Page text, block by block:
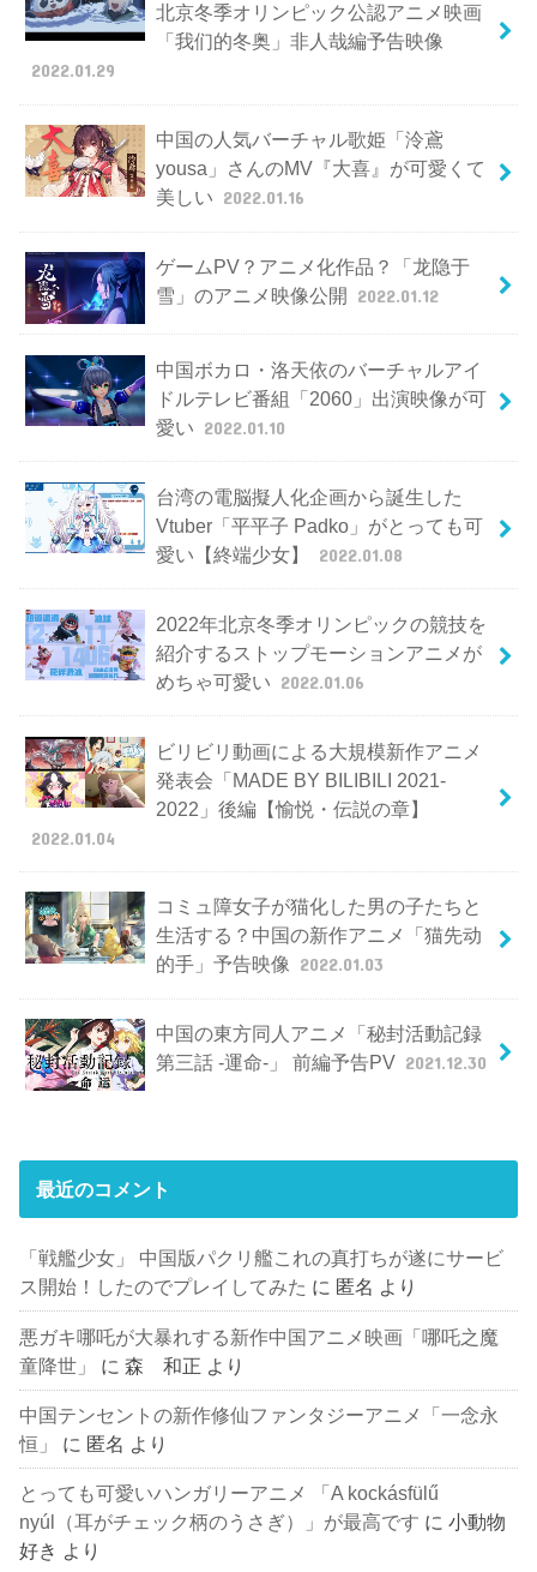
北京冬季オリンピック公認アニメ映画
「我们的冬奥」非人哉編予告映像
2022.01.29
中国の人気バーチャル歌姫「泠鳶
yousa」さんのMV『大喜』が可愛くて
美しい 2022.01.16
ゲームPV？アニメ化作品？「龙隐于
雪」のアニメ映像公開
2022.01.12
中国ボカロ・洛天依のバーチャルアイ
ドルテレビ番組「2060」出演映像が可
愛い 2022.01.10
台湾の電脳擬人化企画から誕生した
Vtuber「平平子 Padko」がとっても可
愛い【終端少女】
2022.01.08
2022年北京冬季オリンピックの競技を
紹介するストップモーションアニメが
めちゃ可愛い 2022.01.06
ビリビリ動画による大規模新作アニメ
発表会「MADE BY BILIBILI 2021-
2022」後編【愉悦・伝説の章】
2022.01.04
コミュ障女子が猫化した男の子たちと
生活する？中国の新作アニメ「猫先动
的手」予告映像
2022.01.03
中国の東方同人アニメ「秘封活動記録
第三話 -運命-」 前編予告PV 2021.12.30
最近のコメント
「戦艦少女」 中国版パクリ艦これの真打ちが遂にサービ
ス開始！したのでプレイしてみた に 匿名 より
悪ガキ哪吒が大暴れする新作中国アニメ映画「哪吒之魔
童降世」
に森 和正 より
中国テンセントの新作修仙ファンタジーアニメ「一念永
恒」
に 匿名 より
とっても可愛いハンガリーアニメ 「A kockásfülű
nyúl（耳がチェック柄のうさぎ）」が最高です に小動物
好き より